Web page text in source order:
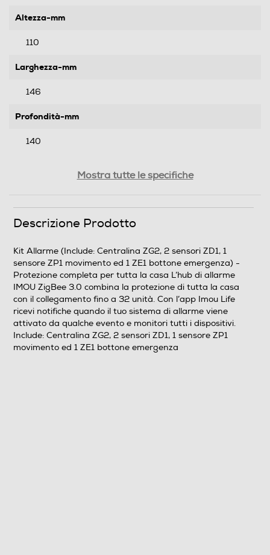
Altezza-mm
110
Larghezza-mm
146
Profondità-mm
140
Informazioni sulla sicurezza del prodotto
Clicca qui
Mostra tutte le specifiche
Descrizione Prodotto
Kit Allarme (Include: Centralina ZG2, 2 sensori ZD1, 1
sensore ZP1 movimento ed 1 ZE1 bottone emergenza) -
Protezione completa per tutta la casa L’hub di allarme
IMOU ZigBee 3.0 combina la protezione di tutta la casa
con il collegamento fino a 32 unità. Con l’app Imou Life
ricevi notifiche quando il tuo sistema di allarme viene
attivato da qualche evento e monitori tutti i dispositivi.
Include: Centralina ZG2, 2 sensori ZD1, 1 sensore ZP1
movimento ed 1 ZE1 bottone emergenza